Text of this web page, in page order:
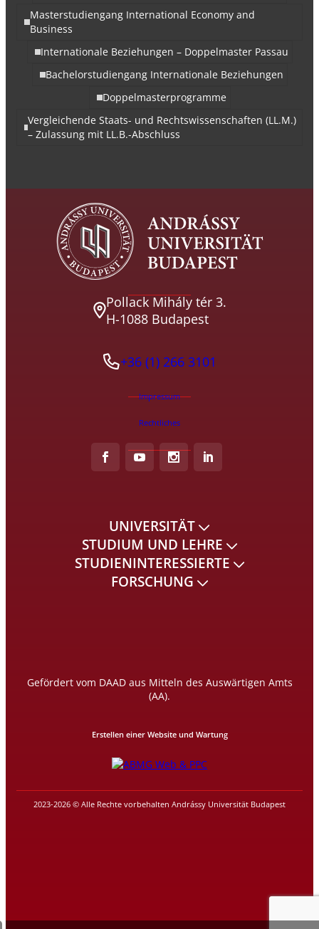
Masterstudiengang International Economy and
Business
Internationale Beziehungen – Doppelmaster Passau
Bachelorstudiengang Internationale Beziehungen
Doppelmasterprogramme
Vergleichende Staats- und Rechtswissenschaften (LL.M.)
– Zulassung mit LL.B.-Abschluss
Pollack Mihály tér 3.
H-1088 Budapest
+36 (1) 266 3101
Impressum
Rechtliches
UNIVERSITÄT
STUDIUM UND LEHRE
STUDIENINTERESSIERTE
FORSCHUNG
Gefördert vom DAAD aus Mitteln des Auswärtigen Amts
(AA).
2023-2026 © Alle Rechte vorbehalten Andrássy Universität Budapest
Erstellen einer Website und Wartung